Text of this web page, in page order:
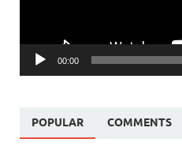
00:00
POPULAR COMMENTS